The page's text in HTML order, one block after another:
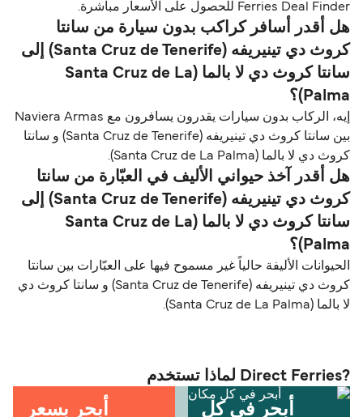
Ferries Deal Finder للحصول على الأسعار مباشرة.
هل أقدر أسافر كراكب بدون سيارة من سانتا
كروث دي تينيريفه (Santa Cruz de Tenerife) إلى
سانتا كروث دي لا بالما (Santa Cruz de La
Palma)؟
إيه، الركاب بدون سيارات يقدرون يسافرون مع Naviera Armas
بين سانتا كروث دي تينيريفه (Santa Cruz de Tenerife) و سانتا
كروث دي لا بالما (Santa Cruz de La Palma).
هل أقدر آخذ حيواني الأليف في العبّارة من سانتا
كروث دي تينيريفه (Santa Cruz de Tenerife) إلى
سانتا كروث دي لا بالما (Santa Cruz de La
Palma)؟
الحيوانات الأليفة حالياً غير مسموح فيها على العبّارات بين سانتا
كروث دي تينيريفه (Santa Cruz de Tenerife) و سانتا كروث دي
لا بالما (Santa Cruz de La Palma).
?Direct Ferries لماذا تستخدم
أبحر في كل أبحر بسعر